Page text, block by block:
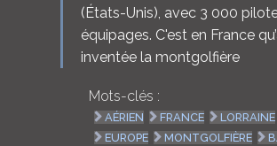
(États-Unis), avec 3 000
équipages. C'est en France
inventée la montgolfière
Mots-clés :
AÉRIEN FRANCE
LORRAINE
EUROPE
MONTGOLFIÈRE